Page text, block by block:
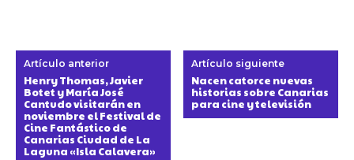
Artículo anterior
Henry Thomas, Javier
Botet y María José
Cantudo visitarán en
noviembre el Festival de
Cine Fantástico de
Canarias Ciudad de La
Laguna «Isla Calavera»
Artículo siguiente
Nacen catorce nuevas
historias sobre Canarias
para cine y televisión